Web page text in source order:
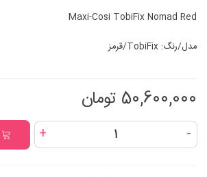
Maxi-Cosi TobiFix Nomad Red
مدل/رنگ: TobiFix/قرمز
50,600,000 تومان
-
+